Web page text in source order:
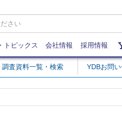
トピックス 会社情報 採用情報
調査資料一覧・検索 YDBお問